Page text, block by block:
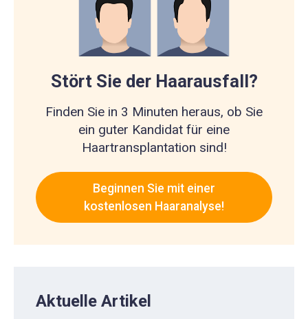
Stört Sie der Haarausfall?
Finden Sie in 3 Minuten heraus, ob Sie
ein guter Kandidat für eine
Haartransplantation sind!
Beginnen Sie mit einer
kostenlosen Haaranalyse!
Aktuelle Artikel